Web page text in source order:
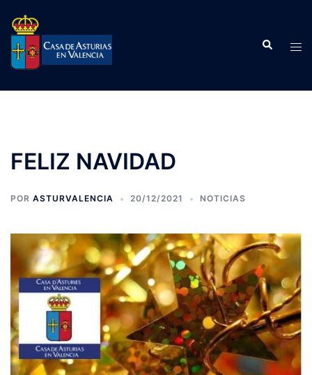
contenido
Buscar
FELIZ NAVIDAD
POR ASTURVALENCIA 20/12/2021 NOTICIAS